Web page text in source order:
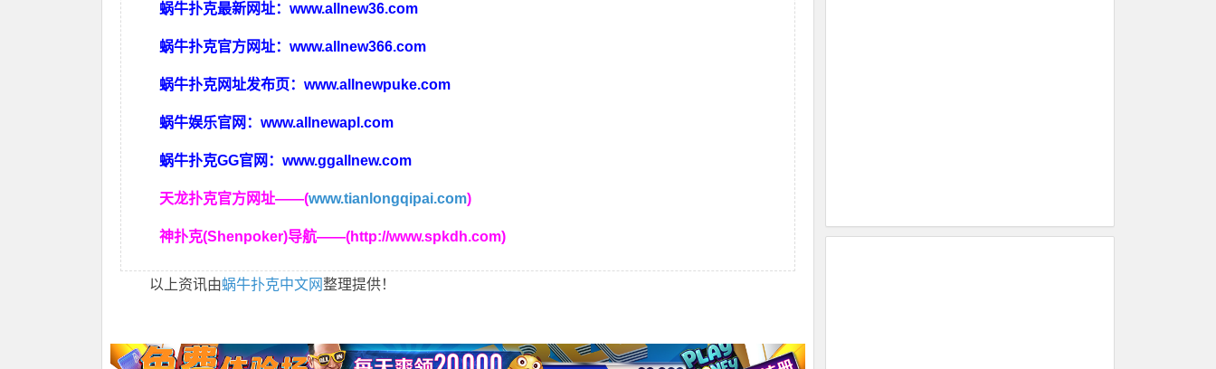
蜗牛扑克最新网址： www.allnew36.com
蜗牛扑克官方网址： www.allnew366.com
蜗牛扑克网址发布页： www.allnewpuke.com
蜗牛娱乐官网： www.allnewapl.com
蜗牛扑克GG官网： www.ggallnew.com
天龙扑克官方网址——(www.tianlongqipai.com)
神扑克(Shenpoker)导航——(http://www.spkdh.com)
以上资讯由蜗牛扑克中文网整理提供！